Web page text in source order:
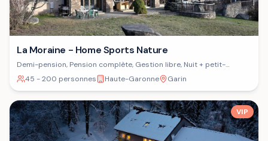
La Moraine - Home Sports Nature
Demi-pension, Pension complète, Gestion libre, Nuit + petit-
déjeuner
45 - 200 personnes Haute-Garonne Garin
VIP